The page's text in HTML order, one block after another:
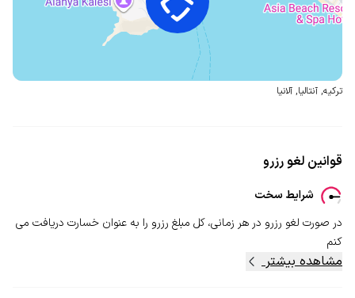
ترکیه, آنتالیا, آلانیا
قوانین لغو رزرو
شرایط سخت
در صورت لغو رزرو در هر زمانی، کل مبلغ رزرو را به عنوان خسارت دریافت می
کنم
مشاهده بیشتر